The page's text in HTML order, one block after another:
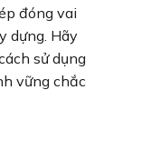
đóng vai
dựng. Hãy
sử dụng
vững chắc